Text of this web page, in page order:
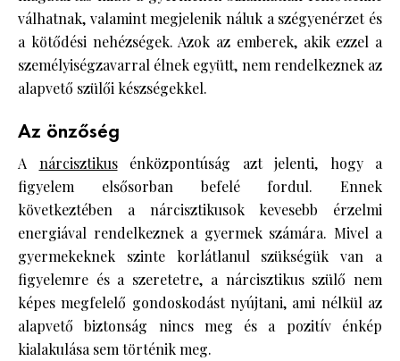
válhatnak, valamint megjelenik náluk a szégyenérzet és
a kötődési nehézségek. Azok az emberek, akik ezzel a
személyiségzavarral élnek együtt, nem rendelkeznek az
alapvető szülői készségekkel.
Az önzőség
A nárcisztikusénközpontúság azt jelenti, hogy a
figyelem elsősorban befelé fordul. Ennek
következtében a nárcisztikusok kevesebb érzelmi
energiával rendelkeznek a gyermek számára. Mivel a
gyermekeknek szinte korlátlanul szükségük van a
figyelemre és a szeretetre, a nárcisztikus szülő nem
képes megfelelő gondoskodást nyújtani, ami nélkül az
alapvető biztonság nincs meg és a pozitív énkép
kialakulása sem történik meg.